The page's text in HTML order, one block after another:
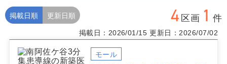
南阿佐ケ谷駅でのクリニック開業向け物件をお探しの際
は、公開中の物件に加えて周辺の水面下情報も併せてご
提案します。掲載外の物件や時期未公開の計画案件につ
し、実地調査や集患動線の検証までサポートします。
4 区画 1 件
掲載日順 更新日順
掲載日：2026/01/15 更新日：2026/07/02
モール